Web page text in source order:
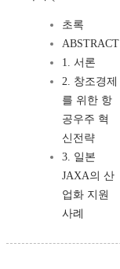
초록
ABSTRACT
1. 서론
2. 창조경제
를 위한 항
공우주 혁
신전략
3. 일본
JAXA의 산
업화 지원
사례